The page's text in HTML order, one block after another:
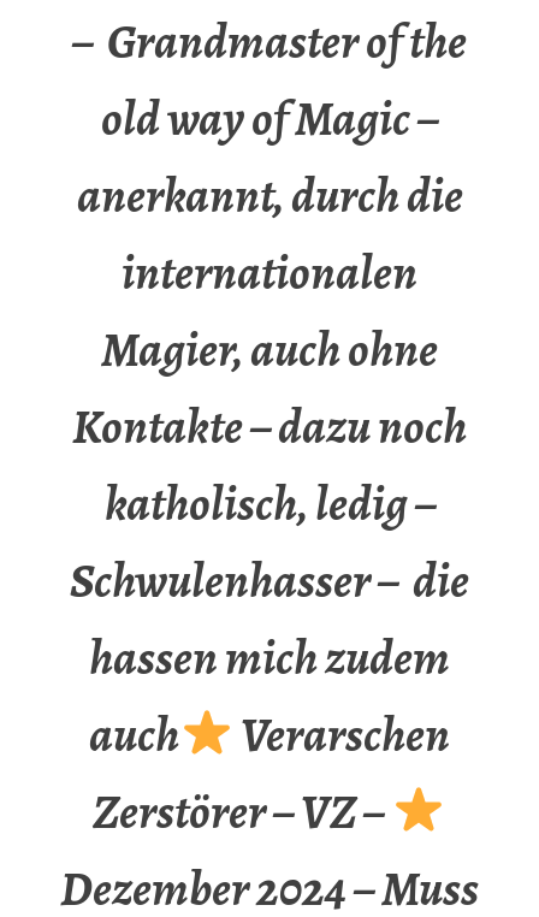
– Grandmaster of the
old way of Magic –
anerkannt, durch die
internationalen
Magier, auch ohne
Kontakte – dazu noch
katholisch, ledig –
Schwulenhasser – die
hassen mich zudem
auch
Verarschen
Zerstörer – VZ –
Dezember 2024 – Muss